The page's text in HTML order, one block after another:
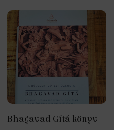
Bhagavad Gítá könyv